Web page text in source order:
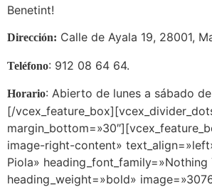
Benetint!
Dirección: Calle de Ayala 19, 28001,
Teléfono: 912 08 64 64.
Horario: Abierto de lunes a sábado de
[/
image-right-content»
Piola» heading_font_family=»Nothing
heading_weight=»bold»